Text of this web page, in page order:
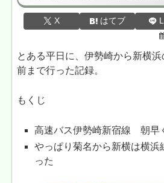
X はてブ
とある平日に、伊勢崎から新横
前まで行った記録。
もくじ
高速バス伊勢崎新宿線 朝早
やっぱり菊名から新横は横浜
った